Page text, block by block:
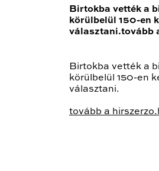
Birtokba vették a
körülbelül 150-en
választani.tovább
Birtokba vették a
körülbelül 150-en
választani.
tovább a